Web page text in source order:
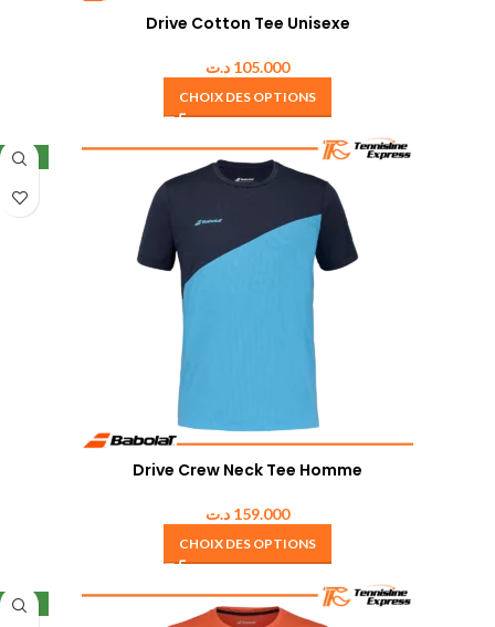
Drive Cotton Tee Unisexe
105.000 د.ت
CHOIX DES OPTIONS
NEW
Drive Crew Neck Tee Homme
159.000 د.ت
CHOIX DES OPTIONS
NEW